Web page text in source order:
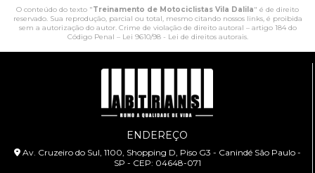
O conteúdo do texto "Treinamento de Motociclistas Vila Dalila" é de direito
reservado. Sua reprodução, parcial ou total, mesmo citando nossos links, é proibida
sem a autorização do autor. Crime de violação de direito autoral – artigo 184 do
Código Penal – Lei 9610/98 - Lei de direitos autorais.
ENDEREÇO
Av. Cruzeiro do Sul, 1100, Shopping D, Piso G3 - Canindé São Paulo -
SP - CEP: 04648-071